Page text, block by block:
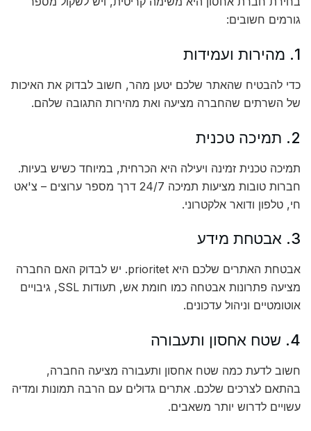
גורמים חשובים:
1. מהירות ועמידות
כדי להבטיח שהאתר שלכם יטען מהר, חשוב לבדוק את האיכות
של השרתים שהחברה מציעה ואת מהירות התגובה שלהם.
2. תמיכה טכנית
תמיכה טכנית זמינה ויעילה היא הכרחית, במיוחד כשיש בעיות.
חברות טובות מציעות תמיכה 24/7 דרך מספר ערוצים – צ'אט
חי, טלפון ודואר אלקטרוני.
3. אבטחת מידע
אבטחת האתרים שלכם היא prioritet. יש לבדוק האם החברה
מציעה פתרונות אבטחה כמו חומת אש, תעודות SSL, גיבויים
אוטומטיים וניהול עדכונים.
4. שטח אחסון ותעבורה
חשוב לדעת כמה שטח אחסון ותעבורה מציעה החברה,
בהתאם לצרכים שלכם. אתרים גדולים עם הרבה תמונות ומדיה
עשויים לדרוש יותר משאבים.